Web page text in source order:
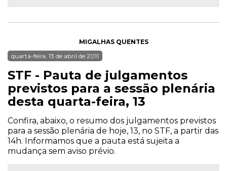
MIGALHAS QUENTES
quarta-feira, 13 de abril de 2011
STF - Pauta de julgamentos
previstos para a sessão plenária
desta quarta-feira, 13
Confira, abaixo, o resumo dos julgamentos previstos
para a sessão plenária de hoje, 13, no STF, a partir das
14h. Informamos que a pauta está sujeita a
mudança sem aviso prévio.